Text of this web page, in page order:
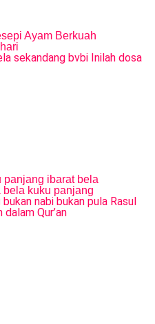
Ayam Berkuah
panjang ibarat bela
kuku panjang